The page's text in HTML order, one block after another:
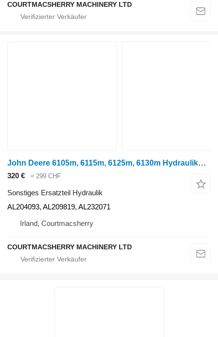
COURTMACSHERRY MACHINERY LTD
John Deere 6105m, 6115m, 6125m, 6130m Hydraulikölpumpe Al204093, Al209819 AL204093 für Radtraktor
320 € ≈ 299 CHF
Sonstiges Ersatzteil Hydraulik
AL204093, AL209819, AL232071
Irland, Courtmacsherry
COURTMACSHERRY MACHINERY LTD